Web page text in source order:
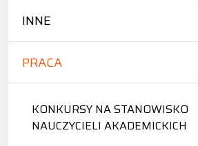
INNE
PRACA
KONKURSY NA STANOWISKO
NAUCZYCIELI AKADEMICKICH